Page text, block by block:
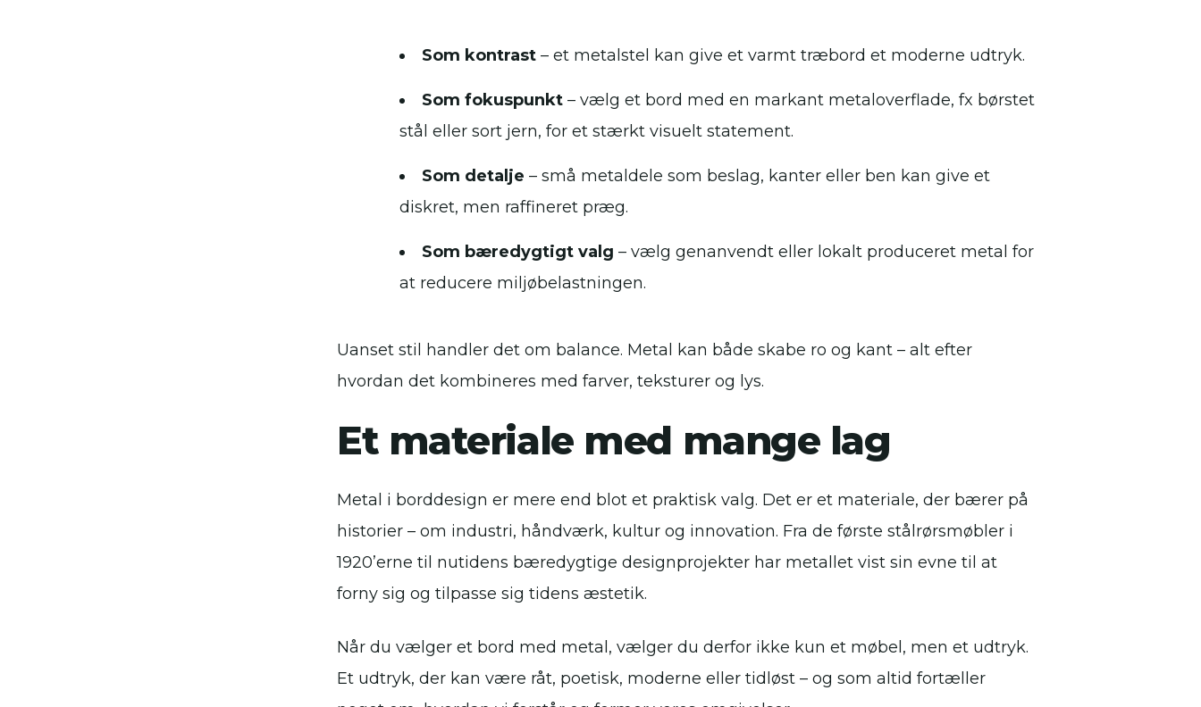
Som kontrast – et metalstel kan give et varmt træbord et moderne udtryk.
Som fokuspunkt – vælg et bord med en markant metaloverflade, fx børstet
stål eller sort jern, for et stærkt visuelt statement.
Som detalje – små metaldele som beslag, kanter eller ben kan give et
diskret, men raffineret præg.
Som bæredygtigt valg – vælg genanvendt eller lokalt produceret metal for
at reducere miljøbelastningen.
Uanset stil handler det om balance. Metal kan både skabe ro og kant – alt efter
hvordan det kombineres med farver, teksturer og lys.
Et materiale med mange lag
Metal i borddesign er mere end blot et praktisk valg. Det er et materiale, der bærer på
historier – om industri, håndværk, kultur og innovation. Fra de første stålrørsmøbler i
1920’erne til nutidens bæredygtige designprojekter har metallet vist sin evne til at
forny sig og tilpasse sig tidens æstetik.
Når du vælger et bord med metal, vælger du derfor ikke kun et møbel, men et udtryk.
Et udtryk, der kan være råt, poetisk, moderne eller tidløst – og som altid fortæller